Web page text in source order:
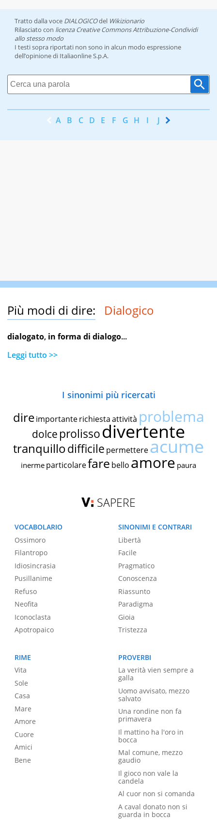
Tratto dalla voce DIALOGICOdel Wikizionario
Rilasciato con licenza Creative Commons Attribuzione-Condividi
allo stesso modo
I testi sopra riportati non sono in alcun modo espressione
dell’opinione di Italiaonline S.p.A.
A B C D E F G H I J K
Più modi di dire: Dialogico
dialogato, in forma di dialogo...
Leggi tutto >>
I sinonimi più ricercati
dire importante richiestaattività problema
dolce prolissodivertente
tranquillodifficile permettereacume
inerme particolarefare bello amore paura
SAPERE
VOCABOLARIO
Ossimoro
Filantropo
Idiosincrasia
Pusillanime
Refuso
Neofita
Iconoclasta
Apotropaico
SINONIMI E CONTRARI
Libertà
Facile
Pragmatico
Conoscenza
Riassunto
Paradigma
Gioia
Tristezza
RIME
Vita
Sole
Casa
Mare
Amore
Cuore
Amici
Bene
PROVERBI
La verità vien sempre a
galla
Uomo avvisato, mezzo
salvato
Una rondine non fa
primavera
Il mattino ha l'oro in
bocca
Mal comune, mezzo
gaudio
Il gioco non vale la
candela
Al cuor non si comanda
A caval donato non si
guarda in bocca